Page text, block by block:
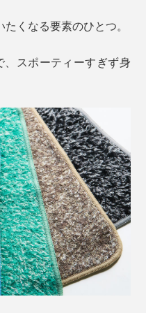
くなる要素のひとつ。
スポーティーすぎず身